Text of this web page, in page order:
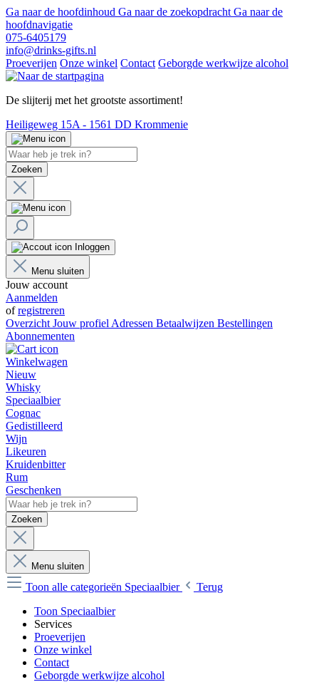
Ga naar de hoofdinhoud Ga naar de zoekopdracht Ga naar de
hoofdnavigatie
075-6405179
info@drinks-gifts.nl
Proeverijen Onze winkel Contact Geborgde werkwijze alcohol
De slijterij met het grootste assortiment!
Heiligeweg 15A - 1561 DD Krommenie
Zoeken
Inloggen
Menu sluiten
Jouw account
Aanmelden
ofregistreren
Overzicht Jouw profiel Adressen Betaalwijzen Bestellingen
Abonnementen
Winkelwagen
Nieuw
Whisky
Speciaalbier
Cognac
Gedistilleerd
Wijn
Likeuren
Kruidenbitter
Rum
Geschenken
Zoeken
Menu sluiten
Toon alle categorieën Speciaalbier
Terug
Toon Speciaalbier
Services
Proeverijen
Onze winkel
Contact
Geborgde werkwijze alcohol